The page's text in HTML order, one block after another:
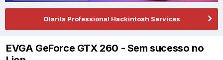
Olarila Professional Hackintosh Services
EVGA GeForce GTX 260 - Sem sucesso no